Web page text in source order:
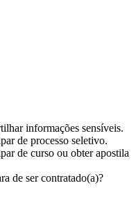
informações sensíveis.
de processo seletivo.
de curso ou obter apostila
de ser contratado(a)?